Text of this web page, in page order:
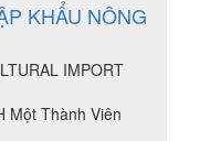
KHẨU NÔNG
IMPORT
Một Thành Viên